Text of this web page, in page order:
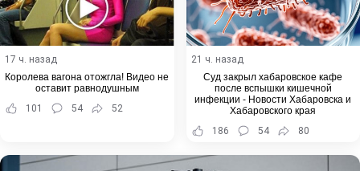
17 ч. назад
Королева вагона отожгла! Видео не
оставит равнодушным
101
54 52
21 ч. назад
Суд закрыл хабаровское кафе
после вспышки кишечной
инфекции - Новости Хабаровска и
Хабаровского края
186
54 80